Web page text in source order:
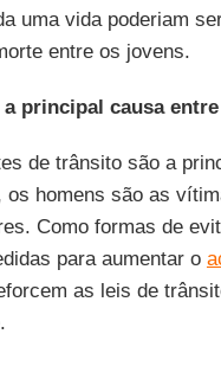
uma vida poderiam
entre os jovens.
principal causa
de trânsito são a
os homens são as
Como formas de
para aumentar o
as leis de